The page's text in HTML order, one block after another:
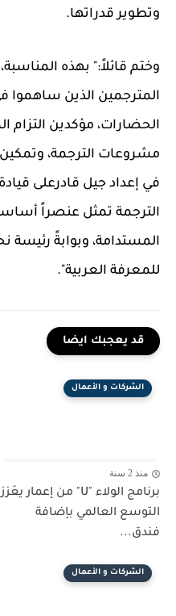
وتطوير قدراتها.
وختم قائلاً:" بهذه
المترجمين الذين ساهموا
الحضارات، مؤكدين
مشروعات الترجمة،
في إعداد جيل قادرعلى
الترجمة تمثل عنصراً
المستدامة، وبوابةً رئيسة
للمعرفة العربية".
قد يعجبك ايضا
الشركات و الأعمال
منذ 2 سنة
برنامج الولاء "U" من إعمار يعَزز
التوسع العالمي بإضافة
فندق...
الشركات و الأعمال